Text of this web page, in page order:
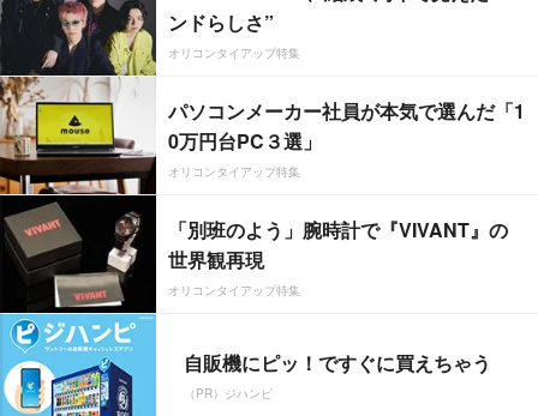
ンドらしさ”
オリコンタイアップ特集
パソコンメーカー社員が本気で選んだ「1
0万円台PC３選」
オリコンタイアップ特集
「別班のよう」腕時計で『VIVANT』の
世界観再現
オリコンタイアップ特集
自販機にピッ！ですぐに買えちゃう
（PR）ジハンピ